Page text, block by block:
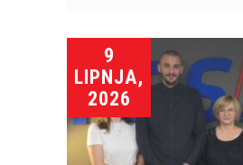
9
LIPNJA,
2026